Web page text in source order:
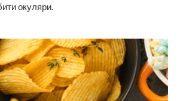
окуляри.